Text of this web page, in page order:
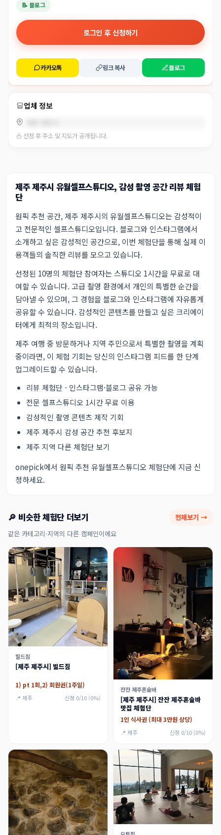
📝 블로그
로그인 후 신청하기
카카오톡 링크 복사 블로그
업체 정보
선정 후 주소 및 지도가 공개됩니다.
제주 제주시 유월셀프스튜디오, 감성 촬영 공간 리뷰 체험
단
원픽 추천 공간, 제주 제주시의 유월셀프스튜디오는 감성적이
고 전문적인 셀프스튜디오입니다. 블로그와 인스타그램에서
소개하고 싶은 감성적인 공간으로, 이번 체험단을 통해 실제 이
용객들의 솔직한 리뷰를 모으고 있습니다.
선정된 10명의 체험단 참여자는 스튜디오 1시간을 무료로 대
여할 수 있습니다. 고급 촬영 환경에서 개인의 특별한 순간을
담아낼 수 있으며, 그 경험을 블로그와 인스타그램에 자유롭게
공유할 수 있습니다. 감성적인 콘텐츠를 만들고 싶은 크리에이
터에게 최적의 장소입니다.
제주 여행 중 방문하거나 지역 주민으로서 특별한 촬영을 계획
중이라면, 이 체험 기회는 당신의 인스타그램 피드를 한 단계
업그레이드할 수 있습니다.
리뷰 체험단 - 인스타그램·블로그 공유 가능
전문 셀프스튜디오 1시간 무료 이용
감성적인 촬영 콘텐츠 제작 기회
제주 제주시 감성 공간 추천 후보지
제주 지역 다른 체험단 보기
onepick에서 원픽 추천 유월셀프스튜디오 체험단에 지금 신
청하세요.
🔎 비슷한 체험단 더보기 전체보기 →
같은 카테고리·지역의 다른 캠페인이에요
빌드짐
[제주 제주시] 빌드짐
1) pt 1회,2) 회원권(1주일)
📍 제주 신청 0/10 (0%)
잔잔 제주혼술바
[제주 제주시] 잔잔 제주혼술바
맛집 체험단
1인 식사권 (최대 3만원 상당)
📍 제주 신청 0/10 (0%)